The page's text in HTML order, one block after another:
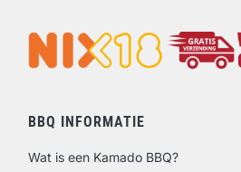
BBQ INFORMATIE
Wat is een Kamado BBQ?